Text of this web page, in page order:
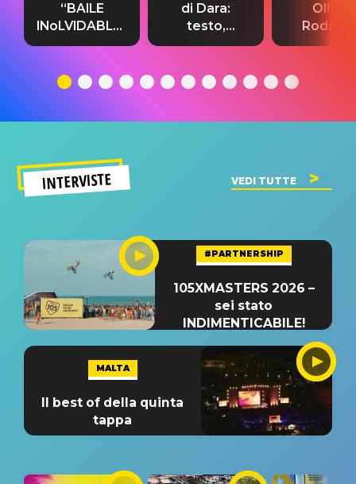
“BAILE
INoLVIDABLE”:
testo,
significato
di Dara:
testo,
traduzione e
del singolo
Olivia
testo,
INTERVISTE VEDI TUTTE
#PARTNERSHIP
105XMASTERS 2026 –
sei stato
INDIMENTICABILE!
MALTA
Il best of della quinta
tappa